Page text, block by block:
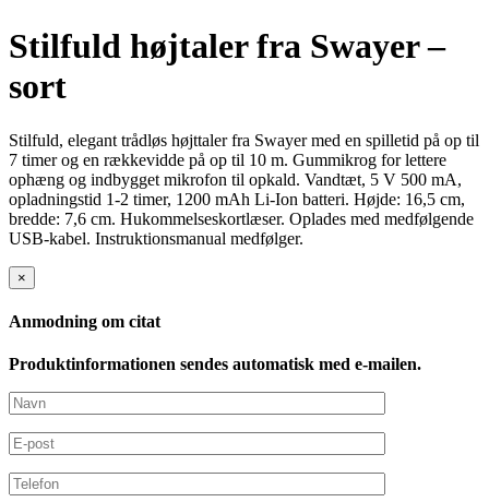
Stilfuld højtaler fra Swayer –
sort
Stilfuld, elegant trådløs højttaler fra Swayer med en spilletid på op til
7 timer og en rækkevidde på op til 10 m. Gummikrog for lettere
ophæng og indbygget mikrofon til opkald. Vandtæt, 5 V 500 mA,
opladningstid 1-2 timer, 1200 mAh Li-Ion batteri. Højde: 16,5 cm,
bredde: 7,6 cm. Hukommelseskortlæser. Oplades med medfølgende
USB-kabel. Instruktionsmanual medfølger.
×
Anmodning om citat
Produktinformationen sendes automatisk med e-mailen.